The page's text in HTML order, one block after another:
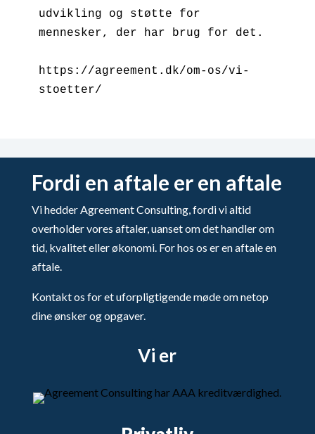
udvikling og støtte for
mennesker, der har brug for det.
https://agreement.dk/om-os/vi-
stoetter/
Fordi en aftale er en aftale
Vi hedder Agreement Consulting, fordi vi altid
overholder vores aftaler, uanset om det handler om
tid, kvalitet eller økonomi. For hos os er en aftale en
aftale.
Kontakt os for et uforpligtigende møde om netop
dine ønsker og opgaver.
Vi er